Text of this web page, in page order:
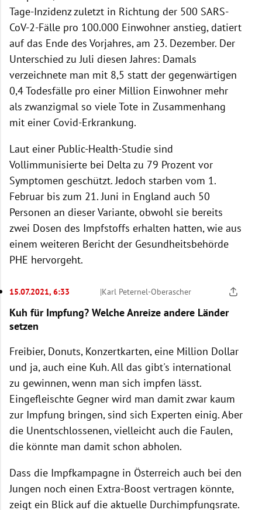
Tage-Inzidenz zuletzt in Richtung der 500 SARS-
CoV-2-Fälle pro 100.000 Einwohner anstieg, datiert
auf das Ende des Vorjahres, am 23. Dezember. Der
Unterschied zu Juli diesen Jahres: Damals
verzeichnete man mit 8,5 statt der gegenwärtigen
0,4 Todesfälle pro einer Million Einwohner mehr
als zwanzigmal so viele Tote in Zusammenhang
mit einer Covid-Erkrankung.
Laut einer Public-Health-Studie sind
Vollimmunisierte bei Delta zu 79 Prozent vor
Symptomen geschützt. Jedoch starben vom 1.
Februar bis zum 21. Juni in England auch 50
Personen an dieser Variante, obwohl sie bereits
zwei Dosen des Impfstoffs erhalten hatten, wie aus
einem weiteren Bericht der Gesundheitsbehörde
PHE hervorgeht.
15.07.2021, 6:33 |Karl Peternel-Oberascher
Kuh für Impfung? Welche Anreize andere Länder
setzen
Freibier, Donuts, Konzertkarten, eine Million Dollar
und ja, auch eine Kuh. All das gibt's international
zu gewinnen, wenn man sich impfen lässt.
Eingefleischte Gegner wird man damit zwar kaum
zur Impfung bringen, sind sich Experten einig. Aber
die Unentschlossenen, vielleicht auch die Faulen,
die könnte man damit schon abholen.
Dass die Impfkampagne in Österreich auch bei den
Jungen noch einen Extra-Boost vertragen könnte,
zeigt ein Blick auf die aktuelle Durchimpfungsrate.